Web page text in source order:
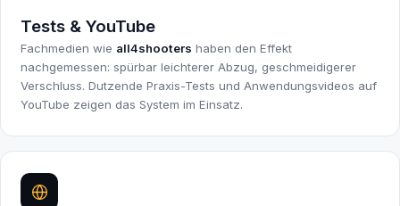
Tests & YouTube
Fachmedien wie all4shooters haben den Effekt
nachgemessen: spürbar leichterer Abzug, geschmeidigerer
Verschluss. Dutzende Praxis-Tests und Anwendungsvideos auf
YouTube zeigen das System im Einsatz.